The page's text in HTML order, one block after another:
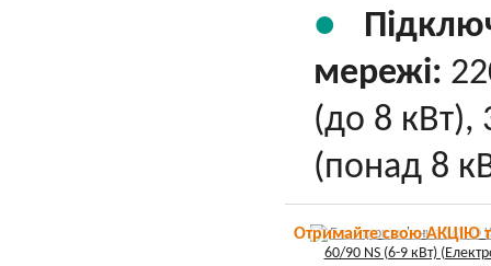
мережі:
(до 8 кВт),
(понад 8
Отримайте свою АКЦІЮ